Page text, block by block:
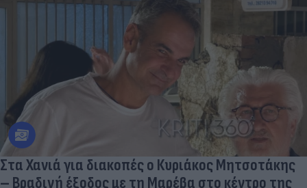
Στα Χανιά για διακοπές ο Κυριάκος Μητσοτάκης
– Βραδινή έξοδος με τη Μαρέβα στο κέντρο της